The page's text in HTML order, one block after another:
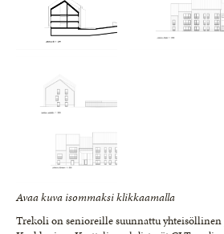
Avaa kuva isommaksi klikkaamalla
Trekoli on senioreille suunnattu